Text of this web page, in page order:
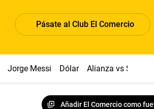
Pásate al Club El Comercio
Jorge Messi Dólar Alianza vs Sport
Añadir El Comercio como